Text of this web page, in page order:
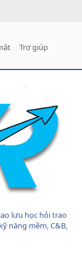
Trợ giúp
lưu học hỏi trao
năng mềm, C&B,